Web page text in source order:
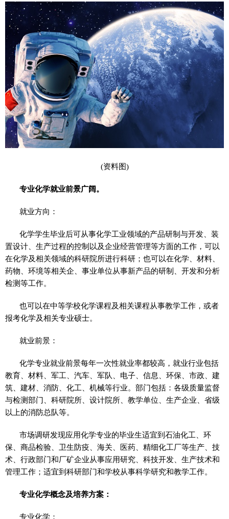
(资料图)
专业化学就业前景广阔。
就业方向：
化学学生毕业后可从事化学工业领域的产品研制与开发、装
置设计、生产过程的控制以及企业经营管理等方面的工作，可以
在化学及相关领域的科研院所进行科研；也可以在化学、材料、
药物、环境等相关企、事业单位从事新产品的研制、开发和分析
检测等工作。
也可以在中等学校化学课程及相关课程从事教学工作，或者
报考化学及相关专业硕士。
就业前景：
化学专业就业前景每年一次性就业率都较高，就业行业包括
教育、材料、军工、汽车、军队、电子、信息、环保、市政、建
筑、建材、消防、化工、机械等行业。部门包括：各级质量监督
与检测部门、科研院所、设计院所、教学单位、生产企业、省级
以上的消防总队等。
市场调研发现应用化学专业的毕业生适宜到石油化工、环
保、商品检验、卫生防疫、海关、医药、精细化工厂等生产、技
术、行政部门和厂矿企业从事应用研究、科技开发、生产技术和
管理工作；适宜到科研部门和学校从事科学研究和教学工作。
专业化学概念及培养方案：
专业化学：